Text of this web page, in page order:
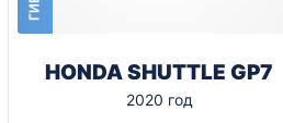
HONDA SHUTTLE GP7
2020 год